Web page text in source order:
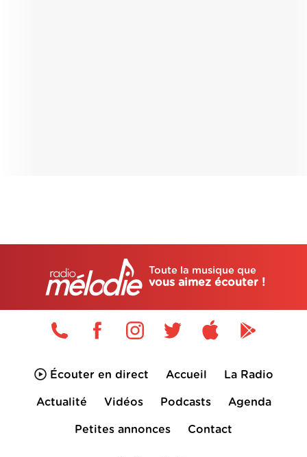
Toute la musique que
vous aimez écouter !
Écouter en direct Accueil La Radio
Actualité Vidéos Podcasts Agenda
Petites annonces Contact